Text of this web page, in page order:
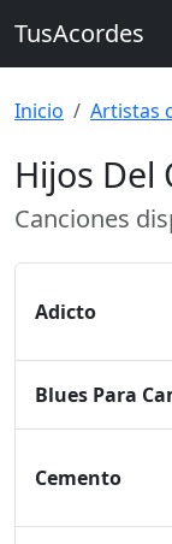
TusAcordes
Inicio Artistas
Hijos Del
Canciones
Adicto
Blues Para
Cemento